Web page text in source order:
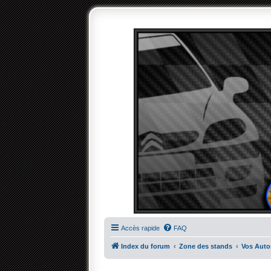
Accès rapide FAQ
Index du forum Zone des stands Vos